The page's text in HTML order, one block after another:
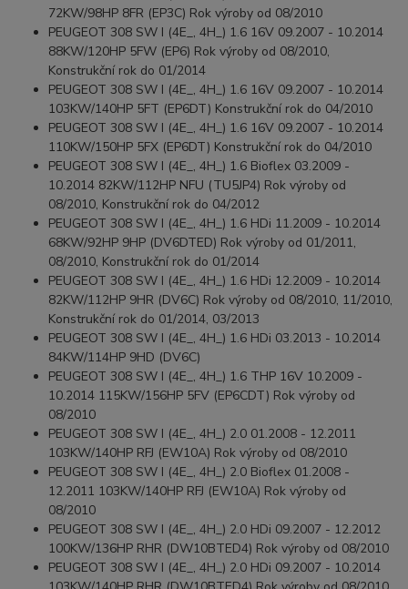
72KW/98HP 8FR (EP3C) Rok výroby od 08/2010
PEUGEOT 308 SW I (4E_, 4H_) 1.6 16V 09.2007 - 10.2014
88KW/120HP 5FW (EP6) Rok výroby od 08/2010,
Konstrukční rok do 01/2014
PEUGEOT 308 SW I (4E_, 4H_) 1.6 16V 09.2007 - 10.2014
103KW/140HP 5FT (EP6DT) Konstrukční rok do 04/2010
PEUGEOT 308 SW I (4E_, 4H_) 1.6 16V 09.2007 - 10.2014
110KW/150HP 5FX (EP6DT) Konstrukční rok do 04/2010
PEUGEOT 308 SW I (4E_, 4H_) 1.6 Bioflex 03.2009 -
10.2014 82KW/112HP NFU (TU5JP4) Rok výroby od
08/2010, Konstrukční rok do 04/2012
PEUGEOT 308 SW I (4E_, 4H_) 1.6 HDi 11.2009 - 10.2014
68KW/92HP 9HP (DV6DTED) Rok výroby od 01/2011,
08/2010, Konstrukční rok do 01/2014
PEUGEOT 308 SW I (4E_, 4H_) 1.6 HDi 12.2009 - 10.2014
82KW/112HP 9HR (DV6C) Rok výroby od 08/2010, 11/2010,
Konstrukční rok do 01/2014, 03/2013
PEUGEOT 308 SW I (4E_, 4H_) 1.6 HDi 03.2013 - 10.2014
84KW/114HP 9HD (DV6C)
PEUGEOT 308 SW I (4E_, 4H_) 1.6 THP 16V 10.2009 -
10.2014 115KW/156HP 5FV (EP6CDT) Rok výroby od
08/2010
PEUGEOT 308 SW I (4E_, 4H_) 2.0 01.2008 - 12.2011
103KW/140HP RFJ (EW10A) Rok výroby od 08/2010
PEUGEOT 308 SW I (4E_, 4H_) 2.0 Bioflex 01.2008 -
12.2011 103KW/140HP RFJ (EW10A) Rok výroby od
08/2010
PEUGEOT 308 SW I (4E_, 4H_) 2.0 HDi 09.2007 - 12.2012
100KW/136HP RHR (DW10BTED4) Rok výroby od 08/2010
PEUGEOT 308 SW I (4E_, 4H_) 2.0 HDi 09.2007 - 10.2014